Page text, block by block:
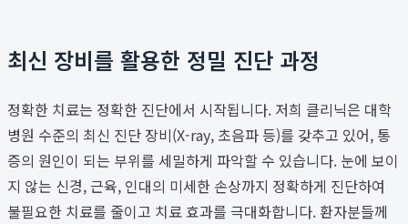
최신 장비를 활용한 정밀 진단 과정
정확한 치료는 정확한 진단에서 시작됩니다. 저희 클리닉은 대학
병원 수준의 최신 진단 장비(X-ray, 초음파 등)를 갖추고 있어, 통
증의 원인이 되는 부위를 세밀하게 파악할 수 있습니다. 눈에 보이
지 않는 신경, 근육, 인대의 미세한 손상까지 정확하게 진단하여
불필요한 치료를 줄이고 치료 효과를 극대화합니다. 환자분들께